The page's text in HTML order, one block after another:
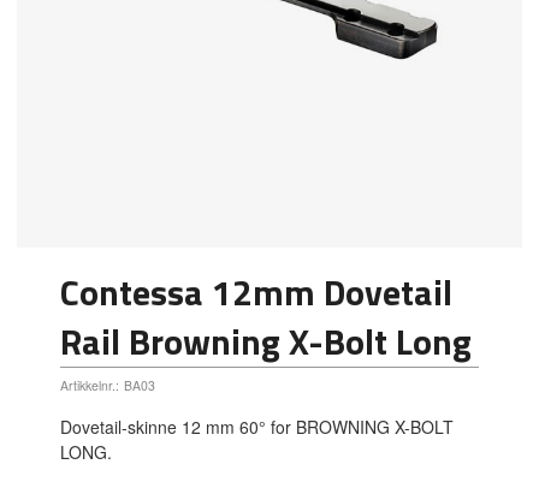
Contessa 12mm Dovetail
Rail Browning X-Bolt Long
Artikkelnr.: BA03
Dovetail-skinne 12 mm 60° for BROWNING X-BOLT
LONG.